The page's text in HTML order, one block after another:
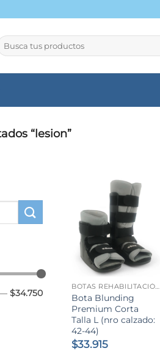
“lesion”
$34.750
BOTAS REHABILITACIÓN
Bota Blunding
Premium Corta
Talla L (nro calzado:
42-44)
$33.915